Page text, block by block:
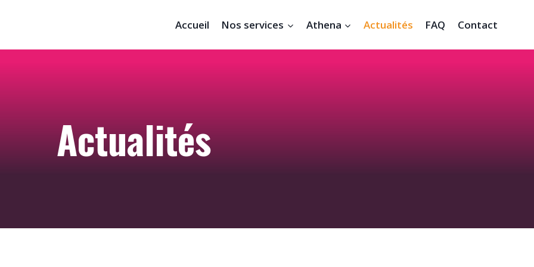
Accueil Nos services Athena Actualités FAQ Contact
Actualités